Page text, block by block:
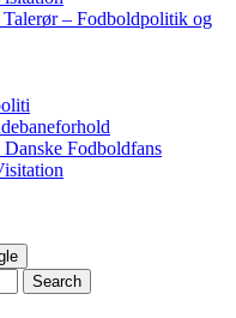
– Fodboldpolitik og
Fodboldfans
Search